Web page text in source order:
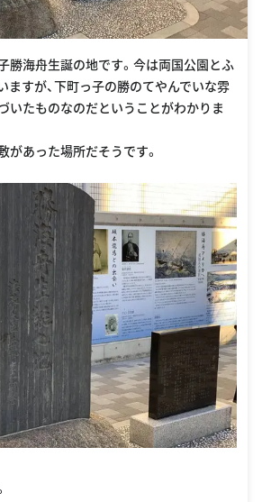
勝海舟生誕の地です。今は両国公園とふ
ますが、下町っ子の勝のてやんでいな雰
いたものなのだということがわかりま
があった場所だそうです。